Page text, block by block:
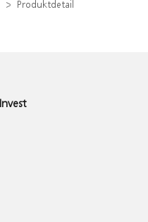
Produktdetail